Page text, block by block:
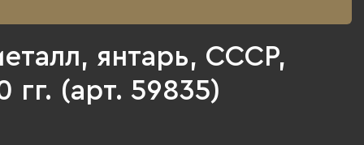
янтарь, СССР,
гг. (арт. 59835)